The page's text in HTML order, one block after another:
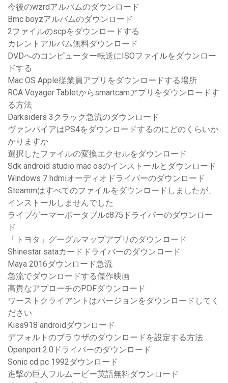
今後のwzrdアルバムのダウンロード
Bmc boyzアルバムのダウンロード
2ファイルのscpをダウンロードする
カレントアルバム無料ダウンロード
DVDへのコンピューター転送にISOファイルをダウンロー
ドする
Mac OS Apple従業員アプリをダウンロードする場所
RCA Voyager Tabletからsmartcamアプリをダウンロードす
る方法
Darksiders 3クラック急流のダウンロード
ヴァンパイアはPS4をダウンロードするのにどのくらいか
かりますか
選択したファイルの変換エクセルをダウンロード
Sdk android studio mac osのインストールとダウンロード
Windows 7 hdmiオーディオドライバーのダウンロード
Steammはすべてのファイルをダウンロードしましたが、
インストールしませんでした
ライブゲーマーポータブルc875ドライバーのダウンロー
ド
「トヨタ」グーグルマップアプリのダウンロード
Shinestar sataカードドライバーのダウンロード
Maya 2016ダウンロード急流
急流でダウンロードする傑作映画
高貴なアプローチのPDFダウンロード
ワーストクライアントはバージョンをダウンロードしてく
ださい
Kiss918 androidダウンロード
デフォルトのブラウザのダウンロードを設定する方法
Openport 2.0ドライバーのダウンロード
Sonic cd pc 1992ダウンロード
進撃の巨人フルムービー英語無料ダウンロード